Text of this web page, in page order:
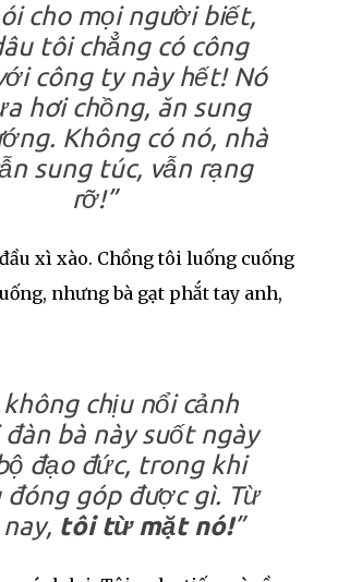
cho mọi người biết,
tôi chẳng có công
công ty này hết! Nó
hơi chồng, ăn sung
Không có nó, nhà
sung túc, vẫn rạng
rỡ!”
xì xào. Chồng tôi luống cuống
nhưng bà gạt phắt tay anh,
không chịu nổi cảnh
bà này suốt ngày
đạo đức, trong khi
đóng góp được gì. Từ
tôi từ mặt nó!”